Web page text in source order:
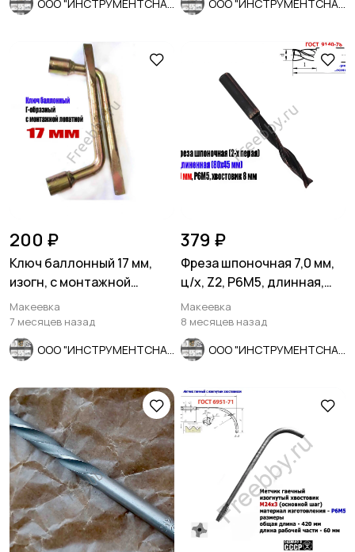
200 ₽
Ключ баллонный 17 мм,
изогн, с монтажной
лопаткой, оцинкованный,
СССР.
Макеевка
7 месяцев назад
379 ₽
Фреза шпоночная 7,0 мм,
ц/х, Z2, Р6М5, длинная,
80/40 мм, внутризав.
Макеевка
8 месяцев назад